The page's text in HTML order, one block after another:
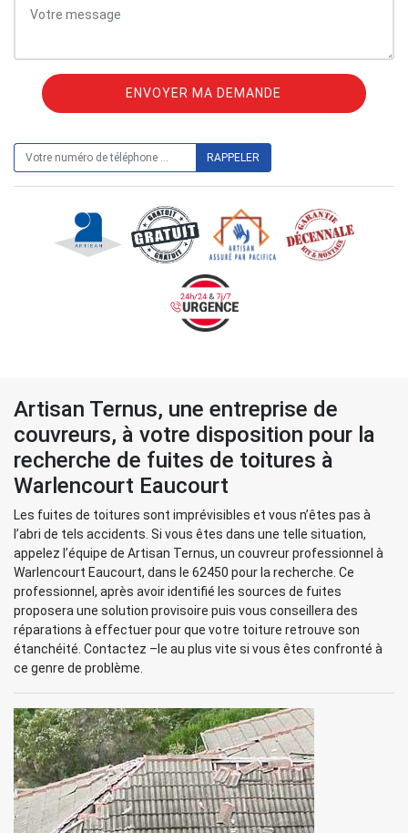
Artisan Ternus, une entreprise de
couvreurs, à votre disposition pour la
recherche de fuites de toitures à
Warlencourt Eaucourt
Les fuites de toitures sont imprévisibles et vous n’êtes pas à
l’abri de tels accidents. Si vous êtes dans une telle situation,
appelez l’équipe de Artisan Ternus, un couvreur professionnel à
Warlencourt Eaucourt, dans le 62450 pour la recherche. Ce
professionnel, après avoir identifié les sources de fuites
proposera une solution provisoire puis vous conseillera des
réparations à effectuer pour que votre toiture retrouve son
étanchéité. Contactez –le au plus vite si vous êtes confronté à
ce genre de problème.